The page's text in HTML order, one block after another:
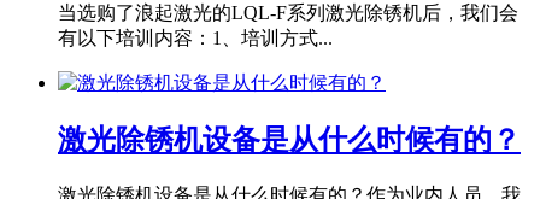
当选购了浪起激光的LQL-F系列激光除锈机后，我们会
有以下培训内容：1、培训方式...
激光除锈机设备是从什么时候有的？
激光除锈机设备是从什么时候有的？作为业内人员，我